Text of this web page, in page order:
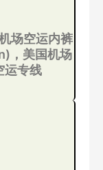
场空运内裤
，美国机场
运专线